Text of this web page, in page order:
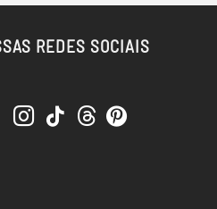
REDES SOCIAIS